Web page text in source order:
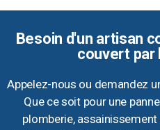
Besoin d'un artisan
couvert par
Appelez-nous ou demandez
Que ce soit pour une
plomberie,